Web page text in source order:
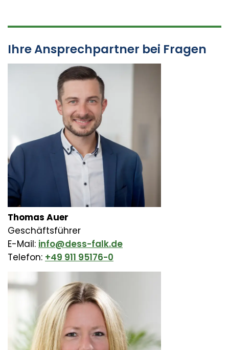
Ihre Ansprechpartner bei Fragen
Thomas Auer
Geschäftsführer
E-Mail: info@dess-falk.de
Telefon: +49 911 95176-0